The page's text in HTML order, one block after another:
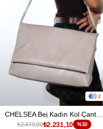
2
CHELSEA Bej Kadın Kol Çantası
₺2.479,00₺2.231,10 %10